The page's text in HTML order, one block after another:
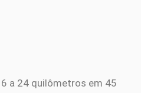
a 24 quilômetros em 45